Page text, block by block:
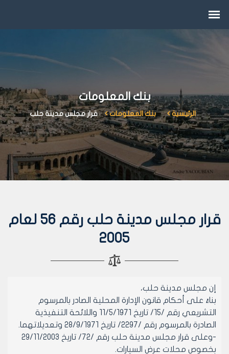
بنك المعلومات
الرئيسية بنك المعلومات قرار مجلس مدينة حلب
قرار مجلس مدينة حلب رقم 56 لعام
2005
إن مجلس مدينة حلب،
بناءً على أحكام قانون الإدارة المحلية الصادر بالمرسوم
التشريعي رقم /15/ تاريخ 11/5/1971 واللائحة التنفيذية
الصادرة بالمرسوم رقم /2297/ تاريخ 28/9/1971 وتعديلاتهما.
-وعلى قرار مجلس مدينة حلب رقم /72/ تاريخ 29/11/2003
بخصوص محلات عرض السيارات.